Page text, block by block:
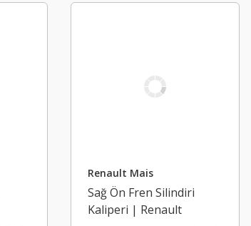
Renault Mais
Sağ Ön Fren Silindiri
Kaliperi | Renault